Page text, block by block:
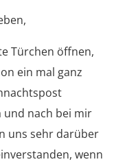
Türchen öffnen,
ein mal ganz
und nach bei mir
uns sehr darüber
wenn